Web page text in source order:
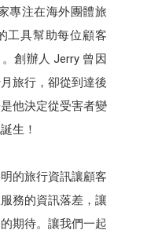
專注在海外團體旅
工具幫助每位顧客
創辦人 Jerry 曾因
旅行，卻從到達後
他決定從受害者變
生！
的旅行資訊讓顧客
務的資訊落差，讓
期待。讓我們一起